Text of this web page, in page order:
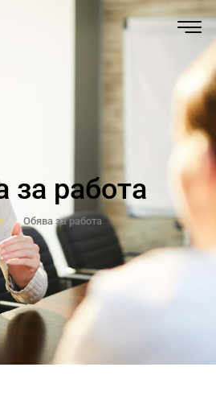
за работа
Обява за работа